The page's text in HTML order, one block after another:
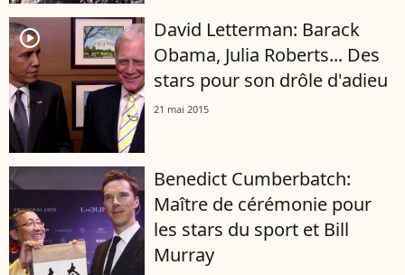
player2
David Letterman: Barack
Obama, Julia Roberts... Des
stars pour son drôle d'adieu
21 mai 2015
Benedict Cumberbatch:
Maître de cérémonie pour
les stars du sport et Bill
Murray